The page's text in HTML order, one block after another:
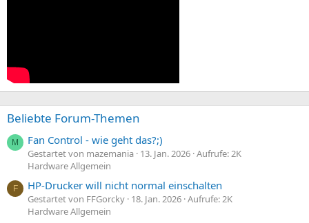
Beliebte Forum-Themen
M Fan Control - wie geht das?;)
Gestartet von mazemania 13. Jan. 2026 Aufrufe: 2K
Hardware Allgemein
F HP-Drucker will nicht normal einschalten
Gestartet von FFGorcky 18. Jan. 2026 Aufrufe: 2K
Hardware Allgemein